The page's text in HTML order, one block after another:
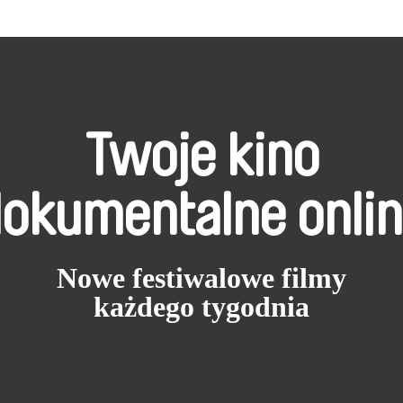
Twoje kino
Nowe festiwalowe filmy
każdego tygodnia